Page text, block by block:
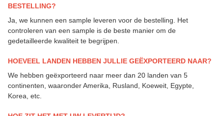
BESTELLING?
Ja, we kunnen een sample leveren voor de bestelling. Het
controleren van een sample is de beste manier om de
gedetailleerde kwaliteit te begrijpen.
HOEVEEL LANDEN HEBBEN JULLIE GEËXPORTEERD NAAR?
We hebben geëxporteerd naar meer dan 20 landen van 5
continenten, waaronder Amerika, Rusland, Koeweit, Egypte,
Korea, etc.